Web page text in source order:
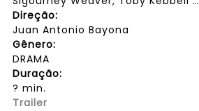
Direção:
Juan Antonio Bayona
Gênero:
DRAMA
Duração:
? min.
Trailer